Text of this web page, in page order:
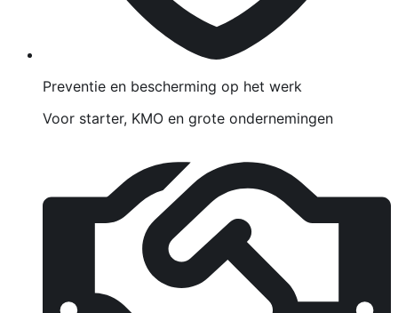
Preventie en bescherming op het werk
Voor starter, KMO en grote ondernemingen